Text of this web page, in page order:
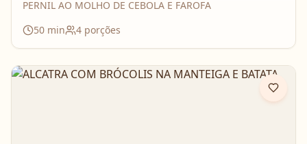
PERNIL AO MOLHO DE CEBOLA E FAROFA
50 min 4 porções